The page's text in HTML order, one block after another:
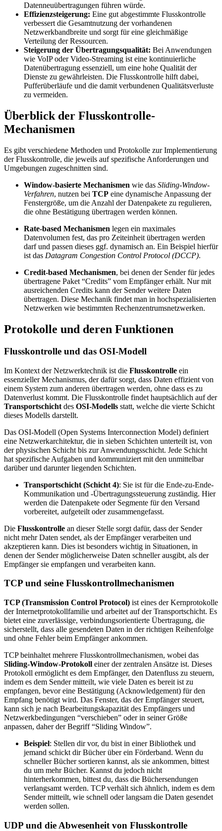
Datenneuübertragungen führen würde.
Effizienzsteigerung: Eine gut abgestimmte Flusskontrolle
verbessert die Gesamtnutzung der vorhandenen
Netzwerkbandbreite und sorgt für eine gleichmäßige
Verteilung der Ressourcen.
Steigerung der Übertragungsqualität: Bei Anwendungen
wie VoIP oder Video-Streaming ist eine kontinuierliche
Datenübertragung essenziell, um eine hohe Qualität der
Dienste zu gewährleisten. Die Flusskontrolle hilft dabei,
Pufferüberläufe und die damit verbundenen Qualitätsverluste
zu vermeiden.
Überblick der Flusskontrolle-
Mechanismen
Es gibt verschiedene Methoden und Protokolle zur Implementierung
der Flusskontrolle, die jeweils auf spezifische Anforderungen und
Umgebungen zugeschnitten sind.
Window-basierte Mechanismen wie das Sliding-Window-
Verfahren, nutzen bei TCP eine dynamische Anpassung der
Fenstergröße, um die Anzahl der Datenpakete zu regulieren,
die ohne Bestätigung übertragen werden können.
Rate-based Mechanismen legen ein maximales
Datenvolumen fest, das pro Zeiteinheit übertragen werden
darf und passen dieses ggf. dynamisch an. Ein Beispiel hierfür
ist das Datagram Congestion Control Protocol (DCCP).
Credit-based Mechanismen, bei denen der Sender für jedes
übertragene Paket “Credits” vom Empfänger erhält. Nur mit
ausreichenden Credits kann der Sender weitere Daten
übertragen. Diese Mechanik findet man in hochspezialisierten
Netzwerken wie bestimmten Rechenzentrumsnetzwerken.
Protokolle und deren Funktionen
Flusskontrolle und das OSI-Modell
Im Kontext der Netzwerktechnik ist die Flusskontrolle ein
essenzieller Mechanismus, der dafür sorgt, dass Daten effizient von
einem System zum anderen übertragen werden, ohne dass es zu
Datenverlust kommt. Die Flusskontrolle findet hauptsächlich auf der
Transportschicht des OSI-Modells statt, welche die vierte Schicht
dieses Modells darstellt.
Das OSI-Modell (Open Systems Interconnection Model) definiert
eine Netzwerkarchitektur, die in sieben Schichten unterteilt ist, von
der physischen Schicht bis zur Anwendungsschicht. Jede Schicht
hat spezifische Aufgaben und kommuniziert mit den unmittelbar
darüber und darunter liegenden Schichten.
Transportschicht (Schicht 4): Sie ist für die Ende-zu-Ende-
Kommunikation und -Übertragungssteuerung zuständig. Hier
werden die Datenpakete oder Segmente für den Versand
vorbereitet, aufgeteilt oder zusammengefasst.
Die Flusskontrolle an dieser Stelle sorgt dafür, dass der Sender
nicht mehr Daten sendet, als der Empfänger verarbeiten und
akzeptieren kann. Dies ist besonders wichtig in Situationen, in
denen der Sender möglicherweise Daten schneller ausgibt, als der
Empfänger sie empfangen und verarbeiten kann.
TCP und seine Flusskontrollmechanismen
TCP (Transmission Control Protocol) ist eines der Kernprotokolle
der Internetprotokollfamilie und arbeitet auf der Transportschicht. Es
bietet eine zuverlässige, verbindungsorientierte Übertragung, die
sicherstellt, dass alle gesendeten Daten in der richtigen Reihenfolge
und ohne Fehler beim Empfänger ankommen.
TCP beinhaltet mehrere Flusskontrollmechanismen, wobei das
Sliding-Window-Protokoll einer der zentralen Ansätze ist. Dieses
Protokoll ermöglicht es dem Empfänger, den Datenfluss zu steuern,
indem es dem Sender mitteilt, wie viele Daten es bereit ist zu
empfangen, bevor eine Bestätigung (Acknowledgement) für den
Empfang benötigt wird. Das Fenster, das der Empfänger steuert,
kann sich je nach Bearbeitungskapazität des Empfängers und
Netzwerkbedingungen “verschieben” oder in seiner Größe
anpassen, daher der Begriff “Sliding Window”.
Beispiel: Stellen dir vor, du bist in einer Bibliothek und
jemand schickt dir Bücher über ein Förderband. Wenn du
schneller Bücher sortieren kannst, als sie ankommen, bittest
du um mehr Bücher. Kannst du jedoch nicht
hinterherkommen, bittest du, dass die Büchersendungen
verlangsamt werden. TCP verhält sich ähnlich, indem es dem
Sender mitteilt, wie schnell oder langsam die Daten gesendet
werden sollen.
UDP und die Abwesenheit von Flusskontrolle